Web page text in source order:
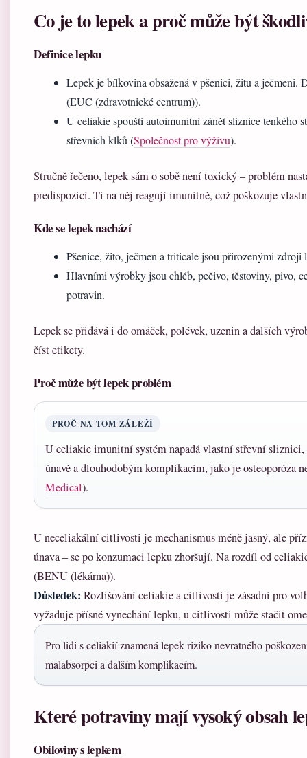
Co je to lepek a proč může být
Definice lepku
Lepek je bílkovina obsažená v pšenici, žitu a ječmeni.
(EUC (zdravotnické centrum)).
U celiakie spouští autoimunitní zánět sliznice tenkého
střevních klků (Společnost pro výživu).
Stručně řečeno, lepek sám o sobě není toxický – problém
predispozicí. Ti na něj reagují imunitně, což poškozuje
Kde se lepek nachází
Pšenice, žito, ječmen a triticale jsou přirozenými
Hlavními výrobky jsou chléb, pečivo, těstoviny, pivo,
potravin.
Lepek se přidává i do omáček, polévek, uzenin a dalších
číst etikety.
Proč může být lepek problém
PROČ NA TOM ZÁLEŽÍ
U celiakie imunitní systém napadá vlastní střevní
únavě a dlouhodobým komplikacím, jako je osteoporóza
Medical).
U neceliakální citlivosti je mechanismus méně jasný, ale
únava – se po konzumaci lepku zhoršují. Na rozdíl od
(BENU (lékárna)).
Důsledek: Rozlišování celiakie a citlivosti je zásadní pro
vyžaduje přísné vynechání lepku, u citlivosti může stačit
Pro lidi s celiakií znamená lepek riziko nevratného
malabsorpci a dalším komplikacím.
Které potraviny mají vysoký obsah
Obiloviny s lepkem